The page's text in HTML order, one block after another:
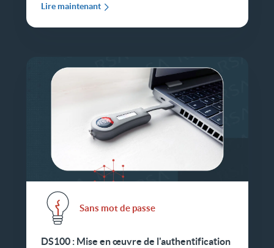
Lire maintenant
Sans mot de passe
DS100 : Mise en œuvre de l'authentification